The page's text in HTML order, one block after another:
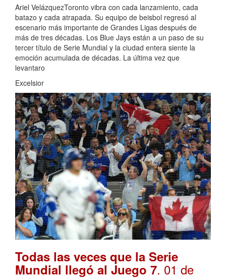
Ariel VelázquezToronto vibra con cada lanzamiento, cada
batazo y cada atrapada. Su equipo de beisbol regresó al
escenario más importante de Grandes Ligas después de
más de tres décadas. Los Blue Jays están a un paso de su
tercer título de Serie Mundial y la ciudad entera siente la
emoción acumulada de décadas. La última vez que
levantaro
Excelsior
Todas las veces que la Serie
Mundial llegó al Juego 7. 01 de